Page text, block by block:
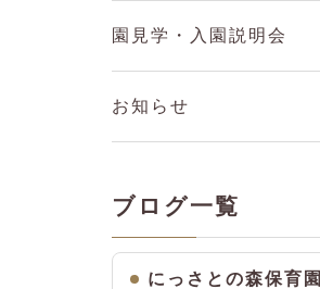
園見学・入園説明会
お知らせ
ブログ一覧
にっさとの森保育園